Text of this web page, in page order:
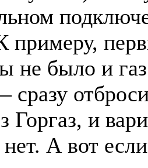
не было и
Горгаз, и
А вот